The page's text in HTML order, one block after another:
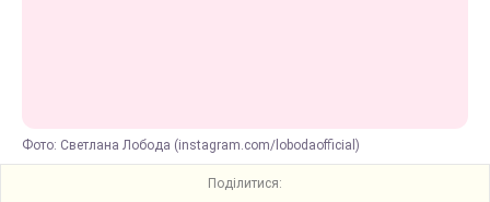
Фото: Светлана Лобода (instagram.com/lobodaofficial)
Поділитися: